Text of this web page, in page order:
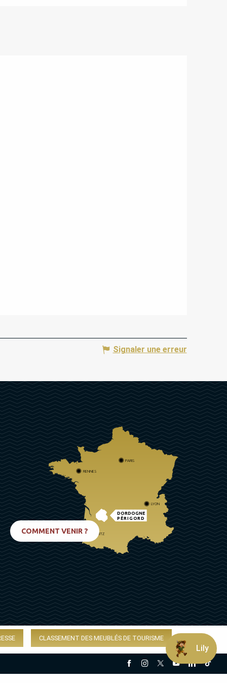
Signaler une erreur
DORDOGNE
PÉRIGORD
PARIS
RENNES
LYON
BIARRITZ
COMMENT VENIR ?
CLASSEMENT DES MEUBLÉS DE TOURISME
Lily